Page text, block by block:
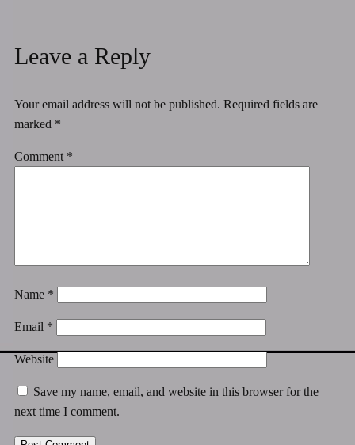
Leave a Reply
Your email address will not be published. Required fields are
marked *
Comment *
Name *
Email *
Website
Save my name, email, and website in this browser for the
next time I comment.